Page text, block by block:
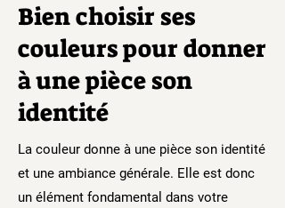
Bien choisir ses
couleurs pour donner
à une pièce son
identité
La couleur donne à une pièce son identité
et une ambiance générale. Elle est donc
un élément fondamental dans votre